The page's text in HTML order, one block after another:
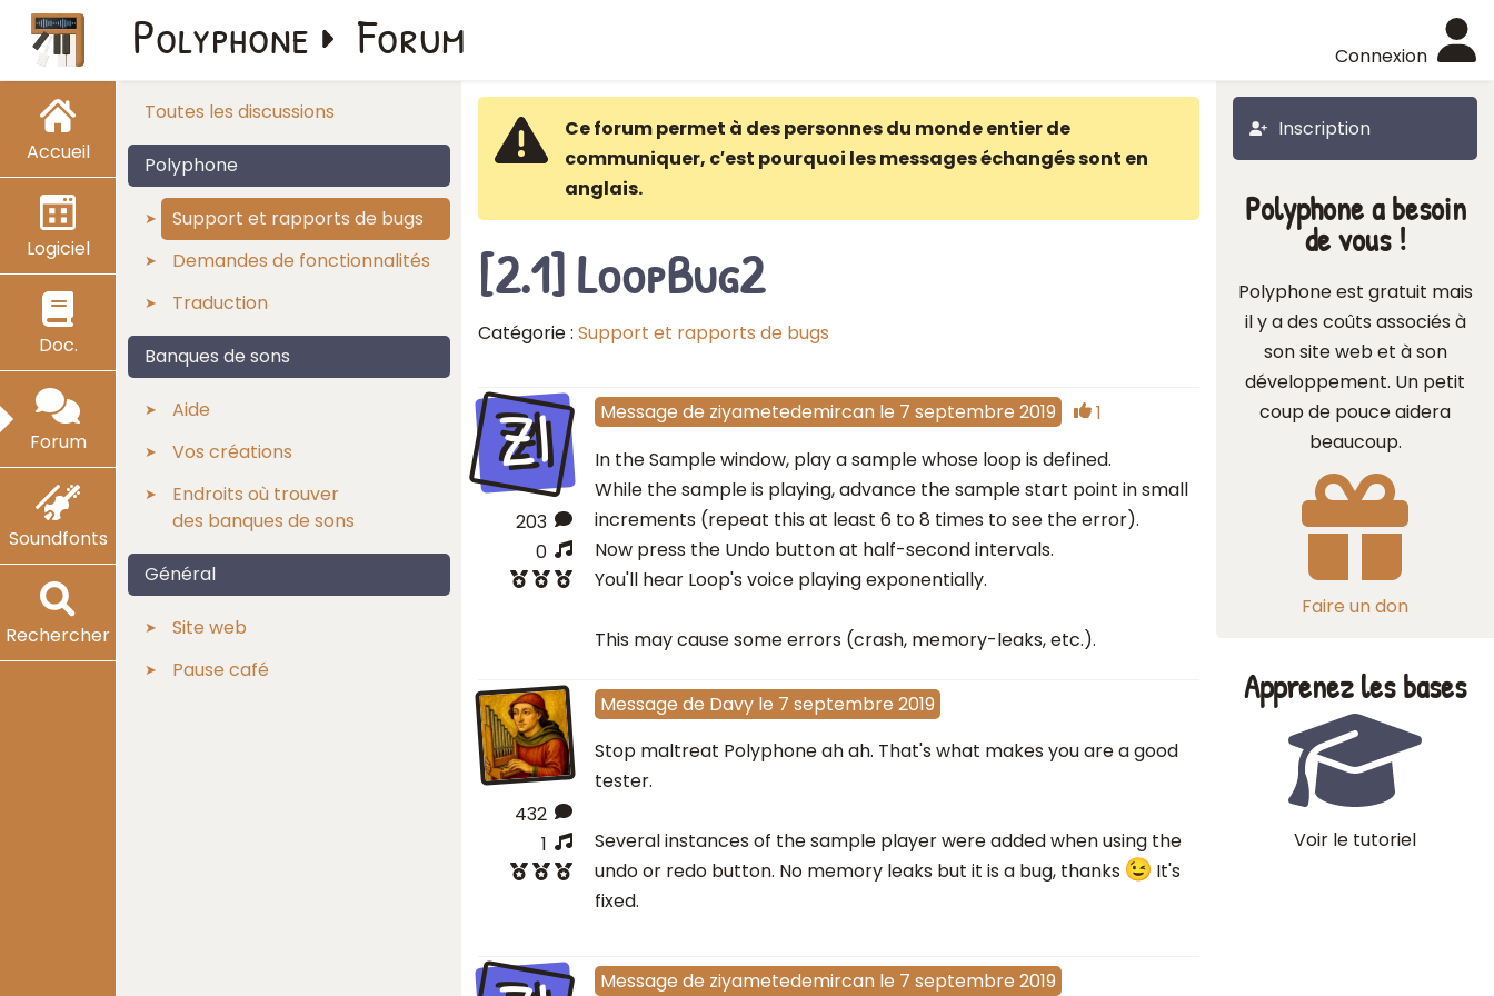
Accueil
Logiciel
Doc.
Forum
Soundfonts
Rechercher
Connexion
Polyphone Forum
Toutes les discussions
Polyphone
Support et rapports de bugs
Demandes de fonctionnalités
Traduction
Banques de sons
Aide
Vos créations
Endroits où trouver
des banques de sons
Général
Site web
Pause café
Inscription
Ce forum permet à des personnes du monde entier de
communiquer, c′est pourquoi les messages échangés sont en
anglais.
[2.1] LoopBug2
Catégorie : Support et rapports de bugs
ZI
203
0
Message de ziyametedemircan le 7 septembre 2019
1
In the Sample window, play a sample whose loop is defined.
While the sample is playing, advance the sample start point in small
increments (repeat this at least 6 to 8 times to see the error).
Now press the Undo button at half-second intervals.
You'll hear Loop's voice playing exponentially.
This may cause some errors (crash, memory-leaks, etc.).
432
1
Message de Davy le 7 septembre 2019
Stop maltreat Polyphone ah ah. That's what makes you are a good
tester.
Several instances of the sample player were added when using the
undo or redo button. No memory leaks but it is a bug, thanks
It's
fixed.
Message de ziyametedemircan le 7 septembre 2019
Polyphone a besoin
de vous !
Polyphone est gratuit mais
il y a des coûts associés à
son site web et à son
développement. Un petit
coup de pouce aidera
beaucoup.
Faire un don
Apprenez les bases
Voir le tutoriel